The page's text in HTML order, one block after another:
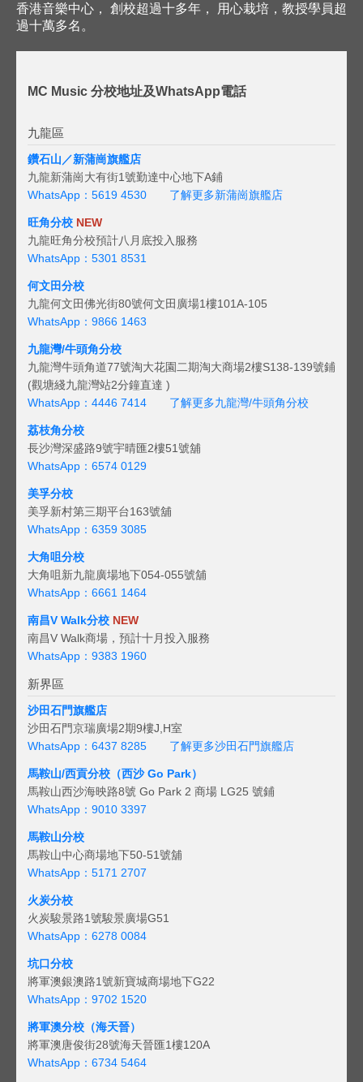
香港音樂中心， 創校超過十多年， 用心栽培，教授學員超
過十萬多名。
MC Music 分校地址及WhatsApp電話
九龍區
鑽石山／新蒲崗旗艦店
九龍新蒲崗大有街1號勤達中心地下A鋪
WhatsApp：5619 4530
了解更多新蒲崗旗艦店
旺角分校 NEW
九龍旺角分校預計八月底投入服務
WhatsApp：5301 8531
何文田分校
九龍何文田佛光街80號何文田廣場1樓101A-105
WhatsApp：9866 1463
九龍灣/牛頭角分校
九龍灣牛頭角道77號淘大花園二期淘大商場2樓S138-139號鋪
(觀塘綫九龍灣站2分鐘直達 )
WhatsApp：4446 7414
了解更多九龍灣/牛頭角分校
荔枝角分校
長沙灣深盛路9號宇晴匯2樓51號舖
WhatsApp：6574 0129
美孚分校
美孚新村第三期平台163號舖
WhatsApp：6359 3085
大角咀分校
大角咀新九龍廣場地下054-055號舖
WhatsApp：6661 1464
南昌V Walk分校 NEW
南昌V Walk商場，預計十月投入服務
WhatsApp：9383 1960
新界區
沙田石門旗艦店
沙田石門京瑞廣場2期9樓J,H室
WhatsApp：6437 8285
了解更多沙田石門旗艦店
馬鞍山/西貢分校（西沙 Go Park）
馬鞍山西沙海映路8號 Go Park 2 商場 LG25 號鋪
WhatsApp：9010 3397
馬鞍山分校
馬鞍山中心商場地下50-51號舖
WhatsApp：5171 2707
火炭分校
火炭駿景路1號駿景廣場G51
WhatsApp：6278 0084
坑口分校
將軍澳銀澳路1號新寶城商場地下G22
WhatsApp：9702 1520
將軍澳分校（海天晉）
將軍澳唐俊街28號海天晉匯1樓120A
WhatsApp：6734 5464